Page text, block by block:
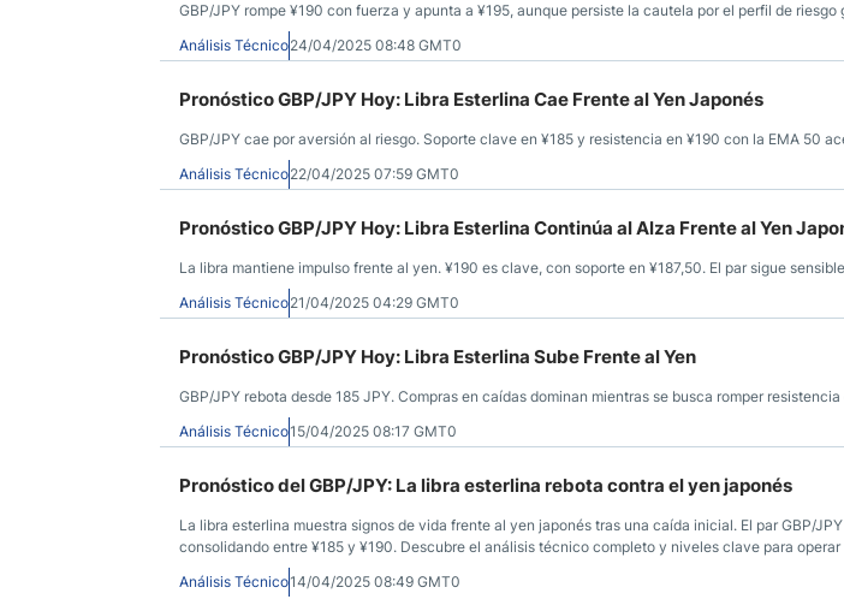
GBP/JPY rompe ¥190 con fuerza y apunta a ¥195, aunque persiste la cautela por el perfil de riesgo
Análisis Técnico24/04/2025 08:48 GMT0
Pronóstico GBP/JPY Hoy: Libra Esterlina Cae Frente al Yen Japonés
GBP/JPY cae por aversión al riesgo. Soporte clave en ¥185 y resistencia en ¥190 con la EMA 50
Análisis Técnico22/04/2025 07:59 GMT0
Pronóstico GBP/JPY Hoy: Libra Esterlina Continúa al Alza Frente al Yen
La libra mantiene impulso frente al yen. ¥190 es clave, con soporte en ¥187,50. El par sigue
Análisis Técnico21/04/2025 04:29 GMT0
Pronóstico GBP/JPY Hoy: Libra Esterlina Sube Frente al Yen
GBP/JPY rebota desde 185 JPY. Compras en caídas dominan mientras se busca romper
Análisis Técnico15/04/2025 08:17 GMT0
Pronóstico del GBP/JPY: La libra esterlina rebota contra el yen japonés
La libra esterlina muestra signos de vida frente al yen japonés tras una caída inicial. El par GBP/
consolidando entre ¥185 y ¥190. Descubre el análisis técnico completo y niveles clave para operar
Análisis Técnico14/04/2025 08:49 GMT0